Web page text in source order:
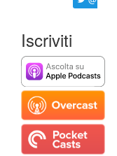
Iscriviti